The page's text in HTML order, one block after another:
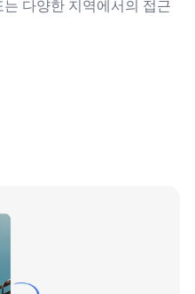
다양한 지역에서의 접근